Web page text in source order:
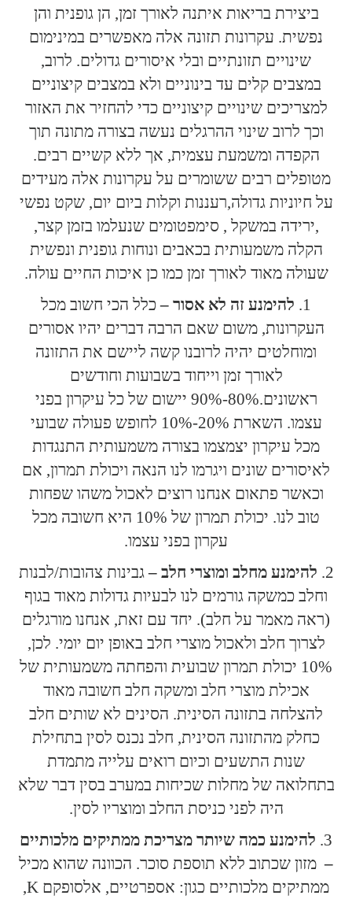
ביצירת בריאות איתנה לאורך זמן, הן גופנית והן
נפשית. עקרונות תזונה אלה מאפשרים במינימום
שינויים תזונתיים ובלי איסורים גדולים. לרוב,
במצבים קלים עד בינוניים ולא במצבים קיצוניים
למצריכים שינויים קיצוניים כדי להחזיר את האזור
וכך לרוב שינוי ההרגלים נעשה בצורה מתונה תוך
הקפדה ומשמעת עצמית, אך ללא קשיים רבים.
מטופלים רבים ששומרים על עקרונות אלה מעידים
על חיוניות גדולה,רעננות וקלות ביום יום, שקט נפשי
,ירידה במשקל , סימפטומים שנעלמו בזמן קצר,
הקלה משמעותית בכאבים ונוחות גופנית ונפשית
שעולה מאוד לאורך זמן כמו כן איכות החיים עולה.
להימנע זה לא אסור –כלל הכי חשוב מכל
העקרונות, משום שאם הרבה דברים יהיו אסורים
ומוחלטים יהיה לרובנו קשה ליישם את התזונה
לאורך זמן וייחוד בשבועות וחודשים
ראשונים.80%-90% יישום של כל עיקרון בפני
עצמו. השארת 20%-10% לחופש פעולה שבועי
מכל עיקרון יצמצמו בצורה משמעותית התנגדות
לאיסורים שונים ויגרמו לנו הנאה ויכולת תמרון, אם
וכאשר פתאום אנחנו רוצים לאכול משהו שפחות
טוב לנו. יכולת תמרון של 10% היא חשובה מכל
עקרון בפני עצמו.
להימנע מחלב ומוצרי חלב –גבינות צהובות/לבנות
וחלב כמשקה גורמים לנו לבעיות גדולות מאוד בגוף
(ראה מאמר על חלב). יחד עם זאת, אנחנו מורגלים
לצרוך חלב ולאכול מוצרי חלב באופן יום יומי. לכן,
10% יכולת תמרון שבועית והפחתה משמעותית של
אכילת מוצרי חלב ומשקה חלב חשובה מאוד
להצלחה בתזונה הסינית. הסינים לא שותים חלב
כחלק מהתזונה הסינית, חלב נכנס לסין בתחילת
שנות התשעים וכיום רואים עלייה מתמדת
בתחלואה של מחלות שכיחות במערב בסין דבר שלא
היה לפני כניסת החלב ומוצריו לסין.
להימנע כמה שיותר מצריכת ממתיקים מלכותיים
–מזון שכתוב ללא תוספת סוכר. הכוונה שהוא מכיל
ממתיקים מלכותיים כגון: אספרטיים, אלסופקם K,